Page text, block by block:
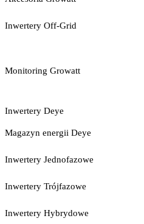
Inwertery Off-Grid
Monitoring Growatt
Inwertery Deye
Magazyn energii Deye
Inwertery Jednofazowe
Inwertery Trójfazowe
Inwertery Hybrydowe